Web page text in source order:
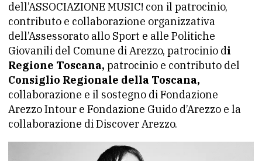
dell’ASSOCIAZIONE MUSIC! con il patrocinio,
contributo e collaborazione organizzativa
dell’Assessorato allo Sport e alle Politiche
Giovanili del Comune di Arezzo, patrocinio di
Regione Toscana, patrocinio e contributo del
Consiglio Regionale della Toscana,
collaborazione e il sostegno di Fondazione
Arezzo Intour e Fondazione Guido d’Arezzo e la
collaborazione di Discover Arezzo.